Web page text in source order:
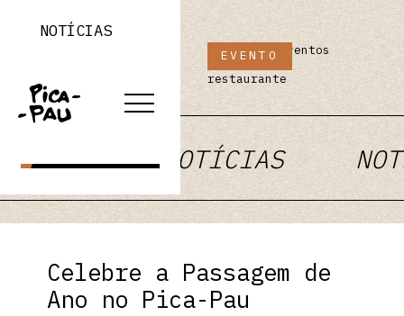
NOTÍCIAS
LOJA ONLINE
Artigos e eventos
do nosso
restaurante
EVENTO
NOTÍCIAS
Celebre a Passagem de
Ano no Pica-Pau